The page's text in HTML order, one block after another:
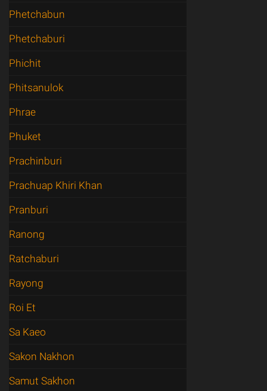
Phetchabun
Phetchaburi
Phichit
Phitsanulok
Phrae
Phuket
Prachinburi
Prachuap Khiri Khan
Pranburi
Ranong
Ratchaburi
Rayong
Roi Et
Sa Kaeo
Sakon Nakhon
Samut Sakhon